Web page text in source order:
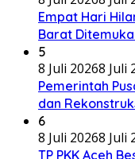
Empat Hari
Barat
5
8 Juli 20268 Juli
Pemerintah
dan
6
8 Juli 20268 Juli
TP PKK Aceh